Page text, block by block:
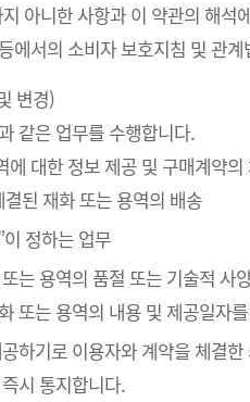
아니한 사항과 이 약관의 해석
에서의 소비자 보호지침 및 관
변경)
같은 업무를 수행합니다.
에 대한 정보 제공 및 구매계약의
된 재화 또는 용역의 배송
정하는 업무
는 용역의 품절 또는 기술적 사
또는 용역의 내용 및 제공일자
하기로 이용자와 계약을 체결
시 통지합니다.